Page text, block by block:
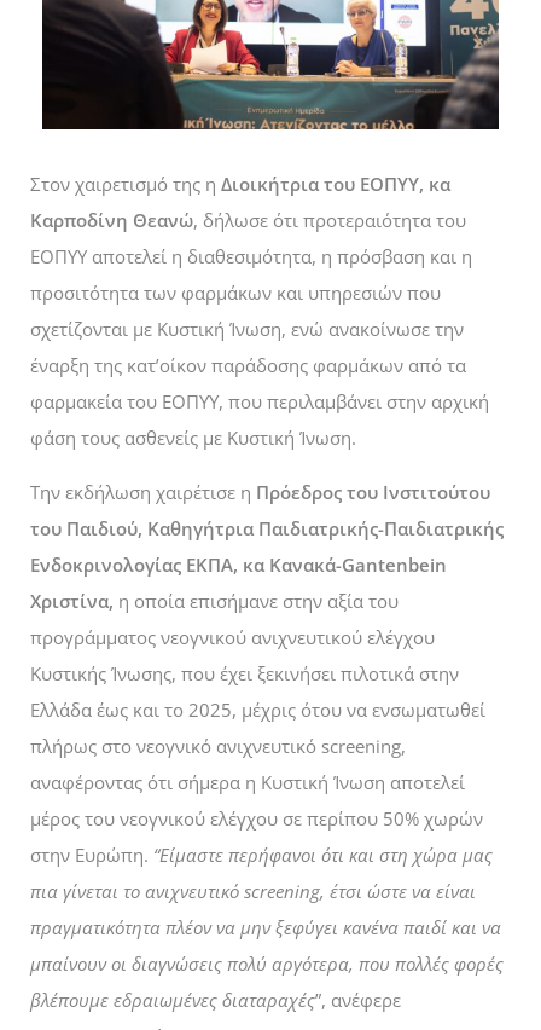
Στον χαιρετισμό της η Διοικήτρια του ΕΟΠΥΥ, κα
Καρποδίνη Θεανώ, δήλωσε ότι προτεραιότητα του
ΕΟΠΥΥ αποτελεί η διαθεσιμότητα, η πρόσβαση και η
προσιτότητα των φαρμάκων και υπηρεσιών που
σχετίζονται με Κυστική Ίνωση, ενώ ανακοίνωσε την
έναρξη της κατ’οίκον παράδοσης φαρμάκων από τα
φαρμακεία του ΕΟΠΥΥ, που περιλαμβάνει στην αρχική
φάση τους ασθενείς με Κυστική Ίνωση.
Την εκδήλωση χαιρέτισε η Πρόεδρος του Ινστιτούτου
του Παιδιού, Καθηγήτρια Παιδιατρικής-Παιδιατρικής
Ενδοκρινολογίας ΕΚΠΑ, κα Κανακά-Gantenbein
Χριστίνα, η οποία επισήμανε στην αξία του
προγράμματος νεογνικού ανιχνευτικού ελέγχου
Κυστικής Ίνωσης, που έχει ξεκινήσει πιλοτικά στην
Ελλάδα έως και το 2025, μέχρις ότου να ενσωματωθεί
πλήρως στο νεογνικό ανιχνευτικό screening,
αναφέροντας ότι σήμερα η Κυστική Ίνωση αποτελεί
μέρος του νεογνικού ελέγχου σε περίπου 50% χωρών
στην Ευρώπη. “Είμαστε περήφανοι ότι και στη χώρα μας
πια γίνεται το ανιχνευτικό screening, έτσι ώστε να είναι
πραγματικότητα πλέον να μην ξεφύγει κανένα παιδί και να
μπαίνουν οι διαγνώσεις πολύ αργότερα, που πολλές φορές
βλέπουμε εδραιωμένες διαταραχές”, ανέφερε